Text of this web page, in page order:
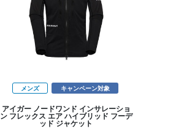
メンズ キャンペーン対象
アイガー ノードワンド インサレーショ
ン フレックス エア ハイブリッド フーデ
ッド ジャケット